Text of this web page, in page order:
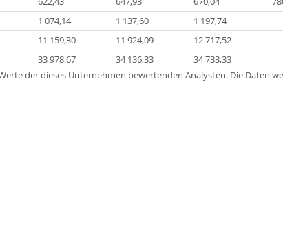
1 074,14 1 137,60
1 197,74
11 159,30 11 924,09
12 717,52
33 978,67 34 136,33
34 733,33
der dieses Unternehmen bewertenden Analysten. Die Daten